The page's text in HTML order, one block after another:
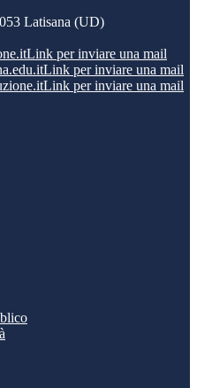
Latisana (UD)
Link per inviare una mail
Link per inviare una mail
Link per inviare una mail